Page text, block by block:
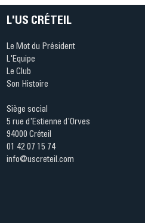
L'US CRÉTEIL
Le Mot du Président
L'Equipe
Le Club
Son Histoire
Siège social
5 rue d'Estienne d'Orves
94000 Créteil
01 42 07 15 74
info@uscreteil.com